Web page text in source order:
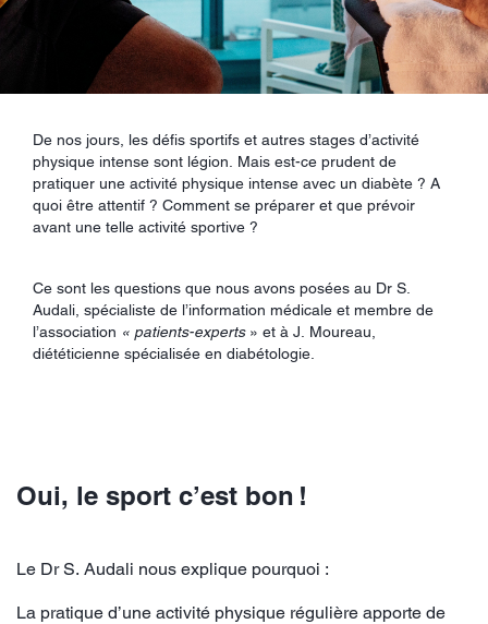
De nos jours, les défis sportifs et autres stages d’activité
physique intense sont légion. Mais est-ce prudent de
pratiquer une activité physique intense avec un diabète ? A
quoi être attentif ? Comment se préparer et que prévoir
avant une telle activité sportive ?
Ce sont les questions que nous avons posées au Dr S.
Audali, spécialiste de l’information médicale et membre de
l’association « patients-experts» et à J. Moureau,
diététicienne spécialisée en diabétologie.
Oui, le sport c’est bon !
Le Dr S. Audali nous explique pourquoi :
La pratique d’une activité physique régulière apporte de